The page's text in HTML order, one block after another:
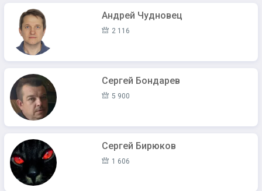
Андрей Чудновец
2 116
Сергей Бондарев
5 900
Сергей Бирюков
1 606